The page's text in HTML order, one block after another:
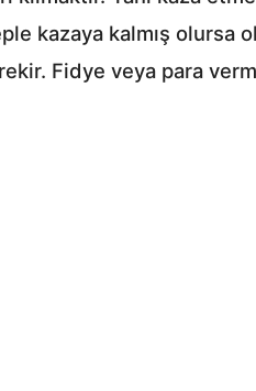
kazaya kalmış olursa
Fidye veya para